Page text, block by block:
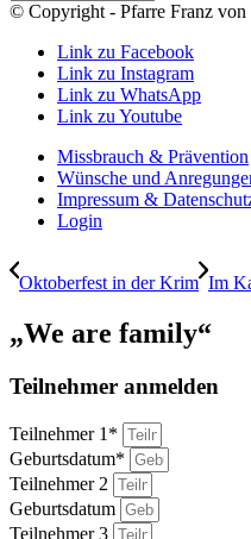
© Copyright - Pfarre Franz von
Link zu Facebook
Link zu Instagram
Link zu WhatsApp
Link zu Youtube
Missbrauch & Prävention
Wünsche und
Impressum &
Login
Oktoberfest in der Krim Im
„We are family“
Teilnehmer anmelden
Teilnehmer 1*
Geburtsdatum*
Teilnehmer 2
Geburtsdatum
Teilnehmer 3